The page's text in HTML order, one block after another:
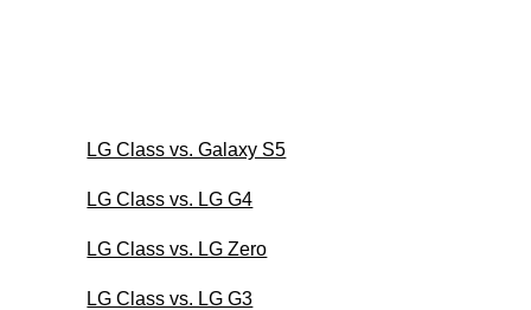
LG Class vs. Galaxy S5
LG Class vs. LG G4
LG Class vs. LG Zero
LG Class vs. LG G3